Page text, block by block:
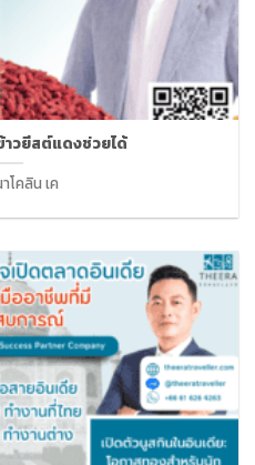
าวยีสต์แดงช่วยได้
โคลิน เค